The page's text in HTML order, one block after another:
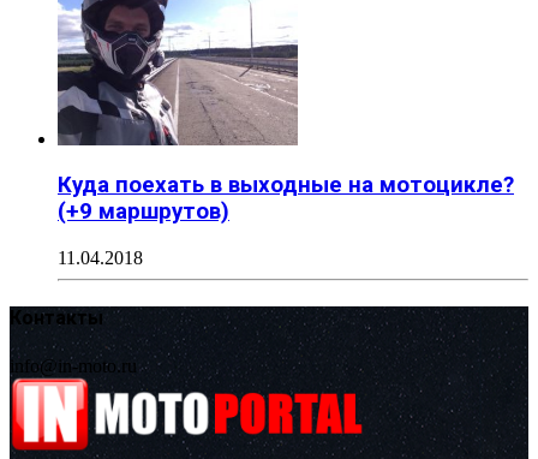
Куда поехать в выходные на мотоцикле?
(+9 маршрутов)
11.04.2018
Контакты
info@in-moto.ru